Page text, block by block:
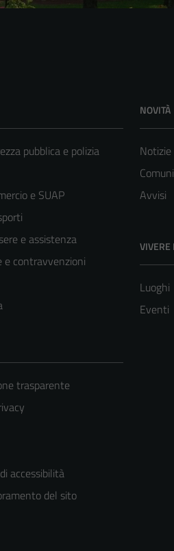
pubblica e polizia
e SUAP
e assistenza
e contravvenzioni
NOVITÀ
Notizie
Avvisi
VIVERE
Luoghi
Eventi
trasparente
accessibilità
del sito